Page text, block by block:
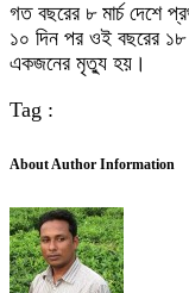
গত বছরের ৮ মার্চ দেশে
১০ দিন পর ওই বছরের ১৮
একজনের মৃত্যু হয়।
Tag :
About Author Information